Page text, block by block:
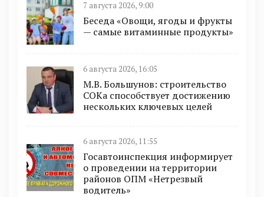
7 августа 2026, 9:00
Беседа «Овощи, ягоды и фрукты
— самые витаминные продукты»
6 августа 2026, 16:05
М.В. Большунов: строительство
СОКа способствует достижению
нескольких ключевых целей
6 августа 2026, 11:55
Госавтоинспекция информирует
о проведении на территории
районов ОПМ «Нетрезвый
водитель»